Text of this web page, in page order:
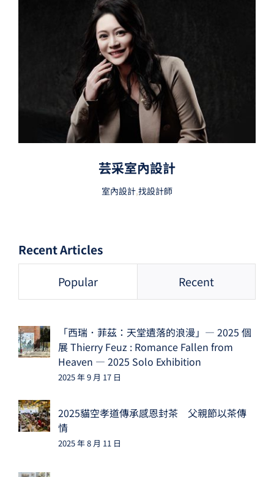
芸采室內設計
室內設計,找設計師
Recent Articles
Popular Recent
「西瑞．菲茲：天堂遺落的浪漫」— 2025 個
展 Thierry Feuz : Romance Fallen from
Heaven — 2025 Solo Exhibition
2025 年 9 月 17 日
2025貓空孝道傳承感恩封茶 父親節以茶傳
情
2025 年 8 月 11 日